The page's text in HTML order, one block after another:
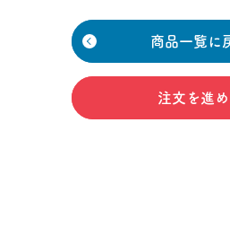
商品一覧に
注文を進め